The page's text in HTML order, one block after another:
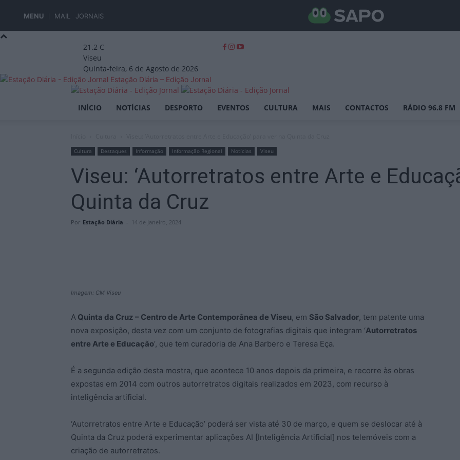
MENU MAIL JORNAIS
21.2 C
Viseu
Quinta-feira, 6 de Agosto de 2026
Estação Diária – Edição Jornal
INÍCIO NOTÍCIAS DESPORTO EVENTOS CULTURA MAIS CONTACTOS RÁDIO 96.8 FM
Cultura Destaques Informação Informação Regional Notícias Viseu
Viseu: ‘Autorretratos entre Arte e
Quinta da Cruz
Por Estação Diária - 14 de Janeiro, 2024
Imagem: CM Viseu
A Quinta da Cruz – Centro de Arte Contemporânea de Viseu, em São Salvador, tem patente uma
nova exposição, desta vez com um conjunto de fotografias digitais que integram ‘Autorretratos
entre Arte e Educação’, que tem curadoria de Ana Barbero e Teresa Eça.
É a segunda edição desta mostra, que acontece 10 anos depois da primeira, e recorre às obras
expostas em 2014 com outros autorretratos digitais realizados em 2023, com recurso à
inteligência artificial.
‘Autorretratos entre Arte e Educação’ poderá ser vista até 30 de março, e quem se deslocar até à
Quinta da Cruz poderá experimentar aplicações AI [Inteligência Artificial] nos telemóveis com a
criação de autorretratos.